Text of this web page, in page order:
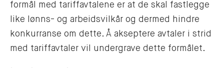
formål med tariffavtalene er at de skal fastlegge
like lønns- og arbeidsvilkår og dermed hindre
konkurranse om dette. Å akseptere avtaler i strid
med tariffavtaler vil undergrave dette formålet.